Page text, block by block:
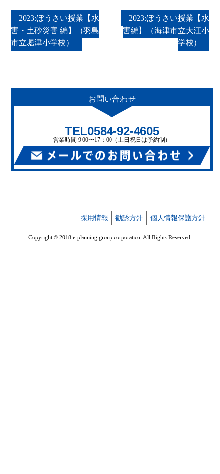
2023:ぼうさい授業【水
害・土砂災害 編】（羽島
市立堀津小学校）
2023:ぼうさい授業【水
害編】（海津市立大江小
学校）
お問い合わせ
TEL0584-92-4605
営業時間 9:00〜17：00（土日祝日は予約制）
採用情報 勧誘方針 個人情報保護方針
Copyright © 2018 e-planning group corporation. All Rights Reserved.